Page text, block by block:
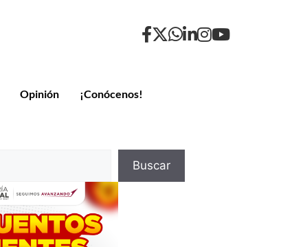
Opinión ¡Conócenos!
Buscar